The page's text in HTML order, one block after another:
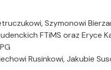
Szymonowi
FTiMS oraz Eryce
Rusinkowi, Jakubie